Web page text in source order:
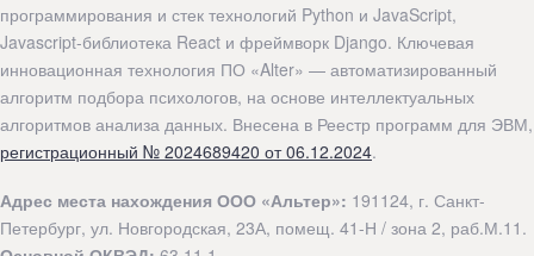
программирования и стек технологий Python и JavaScript,
Javascript-библиотека React и фреймворк Django. Ключевая
инновационная технология ПО «Alter» — автоматизированный
алгоритм подбора психологов, на основе интеллектуальных
алгоритмов анализа данных. Внесена в Реестр программ для ЭВМ,
регистрационный № 2024689420 от 06.12.2024.
Адрес места нахождения ООО «Альтер»: 191124, г. Санкт-
Петербург, ул. Новгородская, 23А, помещ. 41-Н / зона 2, раб.М.11.